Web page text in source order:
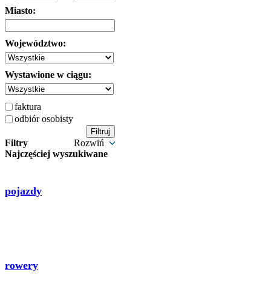
Miasto:
Województwo:
Wystawione w ciągu:
faktura
odbiór osobisty
Filtry
Rozwiń
Najczęściej wyszukiwane
pojazdy
rowery